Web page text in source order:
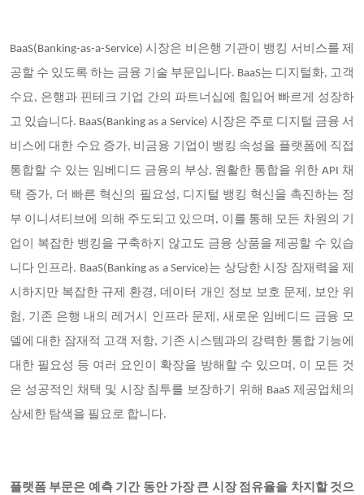
BaaS(Banking-as-a-Service) 시장은 비은행 기관이 뱅킹 서비스를 제
공할 수 있도록 하는 금융 기술 부문입니다. BaaS는 디지털화, 고객
수요, 은행과 핀테크 기업 간의 파트너십에 힘입어 빠르게 성장하
고 있습니다. BaaS(Banking as a Service) 시장은 주로 디지털 금융 서
비스에 대한 수요 증가, 비금융 기업이 뱅킹 속성을 플랫폼에 직접
통합할 수 있는 임베디드 금융의 부상, 원활한 통합을 위한 API 채
택 증가, 더 빠른 혁신의 필요성, 디지털 뱅킹 혁신을 촉진하는 정
부 이니셔티브에 의해 주도되고 있으며, 이를 통해 모든 차원의 기
업이 복잡한 뱅킹을 구축하지 않고도 금융 상품을 제공할 수 있습
니다 인프라. BaaS(Banking as a Service)는 상당한 시장 잠재력을 제
시하지만 복잡한 규제 환경, 데이터 개인 정보 보호 문제, 보안 위
험, 기존 은행 내의 레거시 인프라 문제, 새로운 임베디드 금융 모
델에 대한 잠재적 고객 저항, 기존 시스템과의 강력한 통합 기능에
대한 필요성 등 여러 요인이 확장을 방해할 수 있으며, 이 모든 것
은 성공적인 채택 및 시장 침투를 보장하기 위해 BaaS 제공업체의
상세한 탐색을 필요로 합니다.
플랫폼 부문은 예측 기간 동안 가장 큰 시장 점유율을 차지할 것으